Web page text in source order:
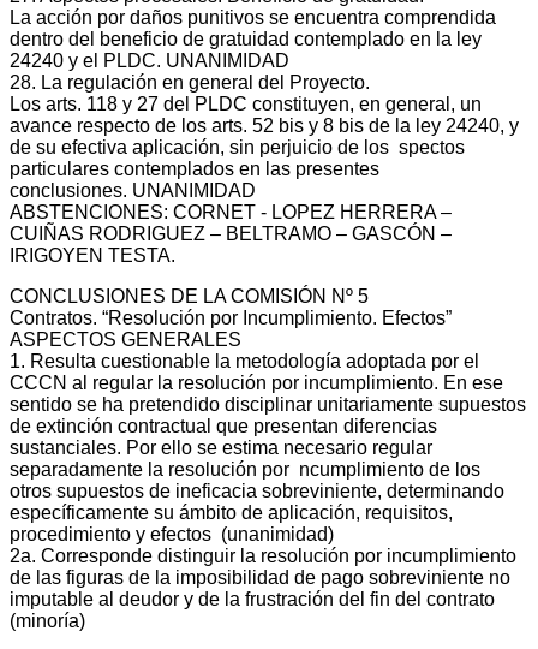
La acción por daños punitivos se encuentra comprendida
dentro del beneficio de gratuidad contemplado en la ley
24240 y el PLDC. UNANIMIDAD
28. La regulación en general del Proyecto.
Los arts. 118 y 27 del PLDC constituyen, en general, un
avance respecto de los arts. 52 bis y 8 bis de la ley 24240, y
de su efectiva aplicación, sin perjuicio de los spectos
particulares contemplados en las presentes
conclusiones. UNANIMIDAD
ABSTENCIONES: CORNET ‐ LOPEZ HERRERA –
CUIÑAS RODRIGUEZ – BELTRAMO – GASCÓN –
IRIGOYEN TESTA.
CONCLUSIONES DE LA COMISIÓN Nº 5
Contratos. “Resolución por Incumplimiento. Efectos”
ASPECTOS GENERALES
1. Resulta cuestionable la metodología adoptada por el
CCCN al regular la resolución por incumplimiento. En ese
sentido se ha pretendido disciplinar unitariamente supuestos
de extinción contractual que presentan diferencias
sustanciales. Por ello se estima necesario regular
separadamente la resolución por ncumplimiento de los
otros supuestos de ineficacia sobreviniente, determinando
específicamente su ámbito de aplicación, requisitos,
procedimiento y efectos (unanimidad)
2a. Corresponde distinguir la resolución por incumplimiento
de las figuras de la imposibilidad de pago sobreviniente no
imputable al deudor y de la frustración del fin del contrato
(minoría)